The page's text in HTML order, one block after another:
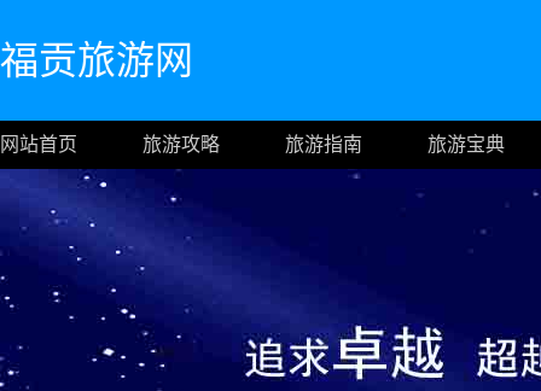
福贡旅游网
网站首页 旅游攻略 旅游指南 旅游宝典